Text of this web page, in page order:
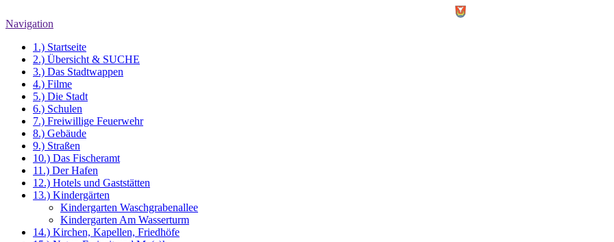
Navigation
1.) Startseite
2.) Übersicht & SUCHE
3.) Das Stadtwappen
4.) Filme
5.) Die Stadt
6.) Schulen
7.) Freiwillige Feuerwehr
8.) Gebäude
9.) Straßen
10.) Das Fischeramt
11.) Der Hafen
12.) Hotels und Gaststätten
13.) Kindergärten
Kindergarten Waschgrabenallee
Kindergarten Am Wasserturm
14.) Kirchen, Kapellen, Friedhöfe